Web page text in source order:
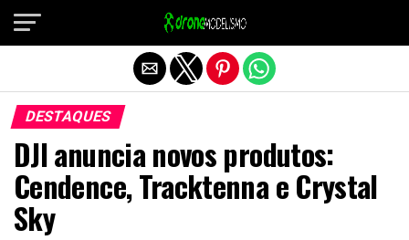
DESTAQUES
DJI anuncia novos produtos:
Cendence, Tracktenna e Crystal
Sky
Sair da versão mobile